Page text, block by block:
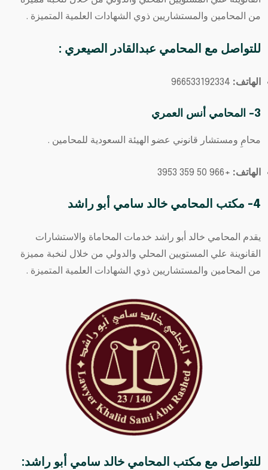
من المحامين والمستشاريين ذوي الشهادات العلمية المتميزة .
للتواصل مع المحامي عبدالقادر الصيعري :
الهاتف:
3- المحامي أنس العمري
محامِ ومستشار قانوني عضو الهيئة السعودية للمحامين .
الهاتف: +966 50 359 3953
4- مكتب المحامي خالد سامي أبو راشد
يقدم المحامي خالد أبو راشد خدمات المحاماة والاستشارات
القانوينة علي المستويين المحلي والدولي من خلال لنخبة مميزة
من المحامين والمستشاريين ذوي الشهادات العلمية المتميزة .
للتواصل مع مكتب المحامي خالد سامي أبو راشد: